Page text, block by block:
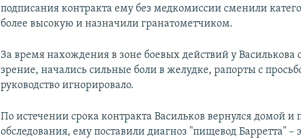
подписания контракта ему без медкомиссии сменили
более высокую и назначили гранатометчиком.
За время нахождения в зоне боевых действий у Василькова
зрение, начались сильные боли в желудке, рапорты с
руководство игнорировало.
По истечении срока контракта Васильков вернулся домой
обследования, ему поставили диагноз "пищевод Барретта" –